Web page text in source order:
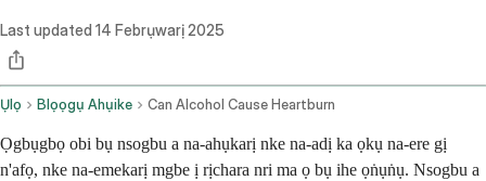
Last updated 14 Febrụwarị 2025
Ụlọ Blọọgụ Ahụike Can Alcohol Cause Heartburn
Ọgbụgbọ obi bụ nsogbu a na-ahụkarị nke na-adị ka ọkụ na-ere gị
n'afọ, nke na-emekarị mgbe ị rịchara nri ma ọ bụ ihe ọṅụṅụ. Nsogbu a